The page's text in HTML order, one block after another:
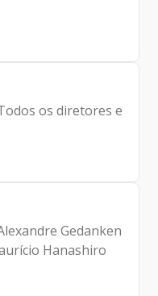
os diretores e
Gedanken
Hanashiro